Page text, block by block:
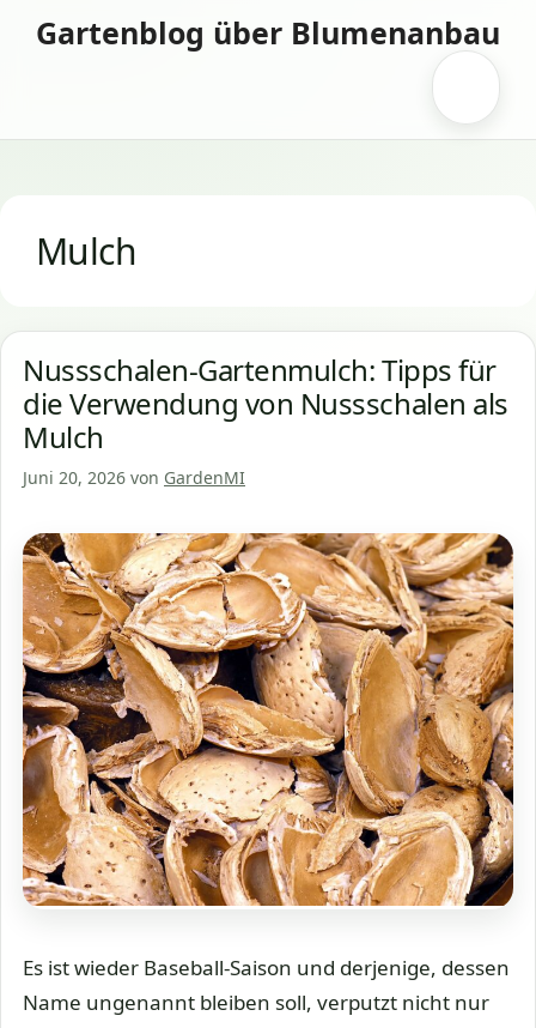
InhaltGartenblog über Blumenanbau
Mulch
Nussschalen-Gartenmulch: Tipps für
die Verwendung von Nussschalen als
Mulch
Juni 20, 2026 von GardenMI
Es ist wieder Baseball-Saison und derjenige, dessen
Name ungenannt bleiben soll, verputzt nicht nur